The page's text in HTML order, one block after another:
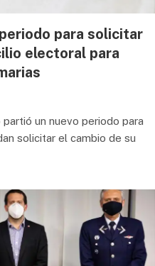
para solicitar
electoral para
un nuevo periodo para
solicitar el cambio de su